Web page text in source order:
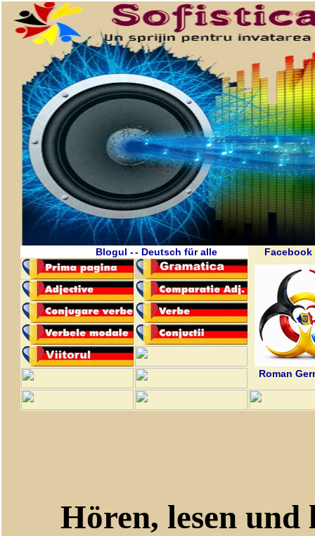
Blogul -- Deutsch für alle Facebook
Roman
Hören, lesen